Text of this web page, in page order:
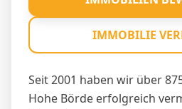
Seit 2001 haben wir über
Hohe Börde erfolgreich
IMMOBILIE